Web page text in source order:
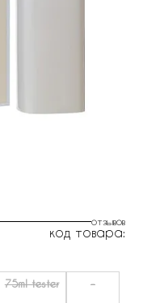
отзывов
код товара:
75ml tester -